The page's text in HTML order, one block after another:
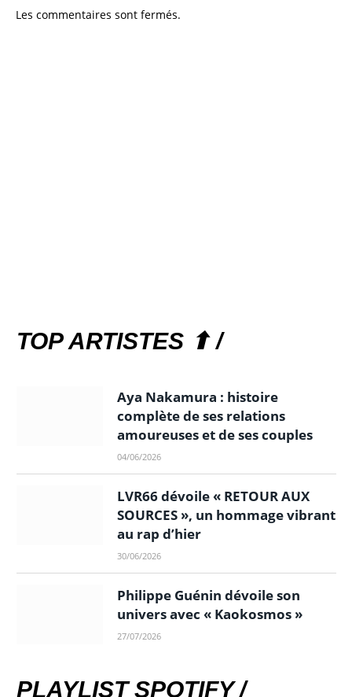
Les commentaires sont fermés.
TOP ARTISTES ⬆ /
Aya Nakamura : histoire
complète de ses relations
amoureuses et de ses couples
04/06/2026
LVR66 dévoile « RETOUR AUX
SOURCES », un hommage vibrant
au rap d’hier
30/06/2026
Philippe Guénin dévoile son
univers avec « Kaokosmos »
27/07/2026
PLAYLIST SPOTIFY /